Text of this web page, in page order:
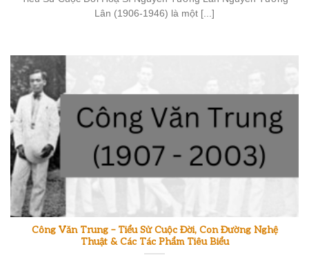
Lân (1906-1946) là một [...]
Công Văn Trung – Tiểu Sử Cuộc Đời, Con Đường Nghệ
Thuật & Các Tác Phẩm Tiêu Biểu